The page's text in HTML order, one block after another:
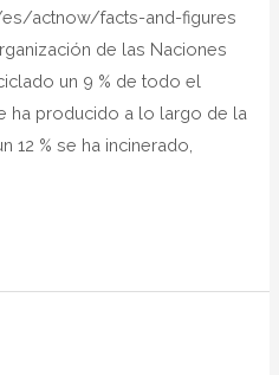
actnow/facts-and-figures
de las Naciones
un 9 % de todo el
ha producido a lo largo de la
12 % se ha incinerado,